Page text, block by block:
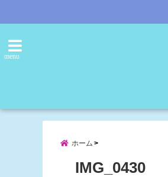
menu
ホーム
IMG_0430